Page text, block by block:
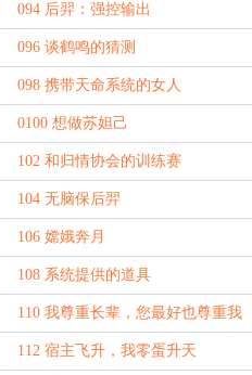
094 后羿：强控输出
096 谈鹤鸣的猜测
098 携带天命系统的女人
0100 想做苏妲己
102 和归情协会的训练赛
104 无脑保后羿
106 嫦娥奔月
108 系统提供的道具
110 我尊重长辈，您最好也尊重我
112 宿主飞升，我零蛋升天